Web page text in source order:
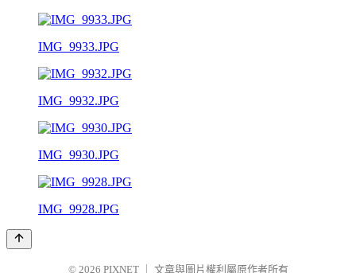
IMG_9933.JPG
IMG_9932.JPG
IMG_9930.JPG
IMG_9928.JPG
© 2026 PIXNET 文章與圖片權利屬原作者所有